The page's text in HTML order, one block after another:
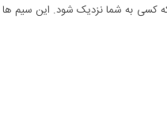
کسی به شما نزدیک شود. این سیم